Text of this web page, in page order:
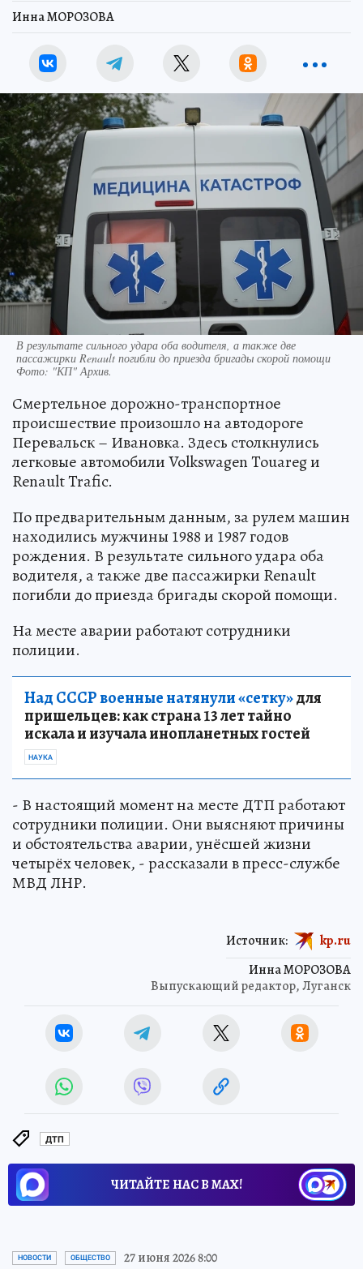
Инна МОРОЗОВА
В результате сильного удара оба водителя, а также две
пассажирки Renault погибли до приезда бригады скорой помощи
Фото: "КП" Архив.
Смертельное дорожно-транспортное
происшествие произошло на автодороге
Перевальск – Ивановка. Здесь столкнулись
легковые автомобили Volkswagen Touareg и
Renault Trafic.
По предварительным данным, за рулем машин
находились мужчины 1988 и 1987 годов
рождения. В результате сильного удара оба
водителя, а также две пассажирки Renault
погибли до приезда бригады скорой помощи.
На месте аварии работают сотрудники
полиции.
Над СССР военные натянули «сетку»для
пришельцев: как страна 13 лет тайно
искала и изучала инопланетных гостей
НАУКА
- В настоящий момент на месте ДТП работают
сотрудники полиции. Они выясняют причины
и обстоятельства аварии, унёсшей жизни
четырёх человек, - рассказали в пресс-службе
МВД ЛНР.
Инна МОРОЗОВА
Выпускающий редактор, Луганск
Источник: kp.ru
ДТП
ЧИТАЙТЕ НАС В МАХ!
НОВОСТИ ОБЩЕСТВО 27 июня 2026 8:00